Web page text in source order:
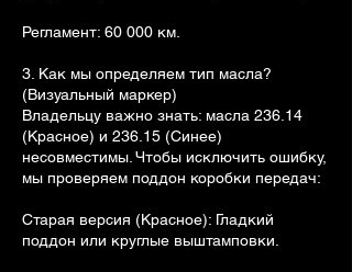
Регламент: 60 000 км.
3. Как мы определяем тип масла?
(Визуальный маркер)
Владельцу важно знать: масла 236.14
(Красное) и 236.15 (Синее)
несовместимы. Чтобы исключить ошибку,
мы проверяем поддон коробки передач:
Старая версия (Красное): Гладкий
поддон или круглые выштамповки.